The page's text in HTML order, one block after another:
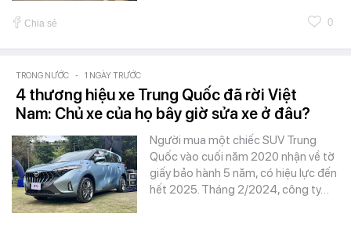
Chia sẻ 0
TRONG NƯỚC - 1 NGÀY TRƯỚC
4 thương hiệu xe Trung Quốc đã rời Việt
Nam: Chủ xe của họ bây giờ sửa xe ở đâu?
Người mua một chiếc SUV Trung
Quốc vào cuối năm 2020 nhận về tờ
giấy bảo hành 5 năm, có hiệu lực đến
hết 2025. Tháng 2/2024, công ty…